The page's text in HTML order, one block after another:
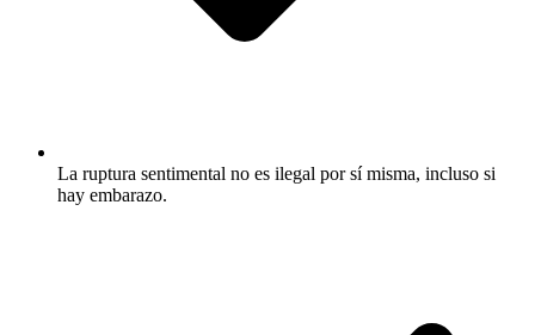
La ruptura sentimental no es ilegal por sí misma, incluso si
hay embarazo.